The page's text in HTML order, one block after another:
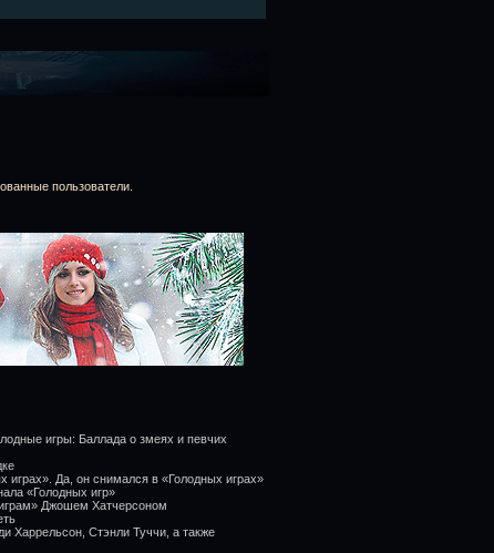
пользователи.
игры: Баллада о змеях и певчих
играх». Да, он снимался в «Голодных играх»
«Голодных игр»
Джошем Хатчерсоном
Харрельсон, Стэнли Туччи, а также